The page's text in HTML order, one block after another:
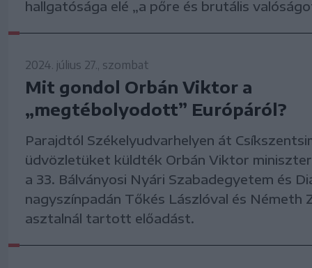
hallgatósága elé „a pőre és brutális
2024. július 27., szombat
Mit gondol Orbán Viktor a
„megtébolyodott” Európáról?
Parajdtól Székelyudvarhelyen át
üdvözletüket küldték Orbán Viktor
a 33. Bálványosi Nyári Szabadegyetem és
nagyszínpadán Tőkés Lászlóval és Németh
asztalnál tartott előadást.